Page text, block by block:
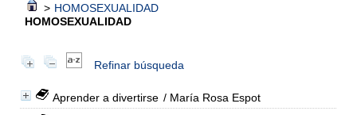
> HOMOSEXUALIDAD
HOMOSEXUALIDAD
Refinar búsqueda
Aprender a divertirse / María Rosa Espot